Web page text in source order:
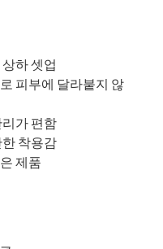
하 셋업
피부에 달라붙지 않
가 편함
착용감
제품